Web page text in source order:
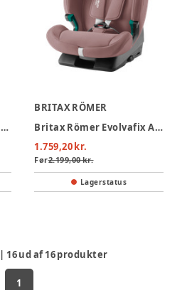
RodiFix M i-Size - Basic Black
BRITAX RÖMER
Britax Römer Evolvafix Autostol - Dusty Rose
1.759,20 kr.
Før2.199,00 kr.
Lagerstatus
| 16ud af16produkter
1